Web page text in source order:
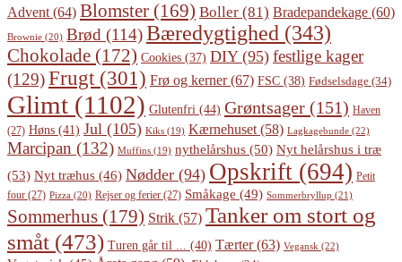
Advent (64) Blomster (169) Boller (81) Bradepandekage (60)
Brownie (20) Brød (114)Bæredygtighed (343)
Chokolade (172) Cookies (37) DIY(95) festlige kager
(129)Frugt(301) Frø og kerner(67) FSC (38) Fødselsdage (34)
Glimt (1102) Glutenfri (44) Grøntsager (151) Haven
(27) Høns (41) Jul (105) Kiks (19) Kærnehuset (58) Lagkagebunde (22)
Marcipan (132) Muffins (19) nythelårshus (50) Nyt helårshus i træ
(53) Nyt træhus (46) Nødder (94) Opskrift (694) Petit
four (27) Pizza (20) Rejser og ferier (27) Småkage (49) Sommerbryllup (21)
Sommerhus (179) Strik (57) Tanker om stort og
småt (473) Turen går til ... (40) Tærter(63) Vegansk (22)